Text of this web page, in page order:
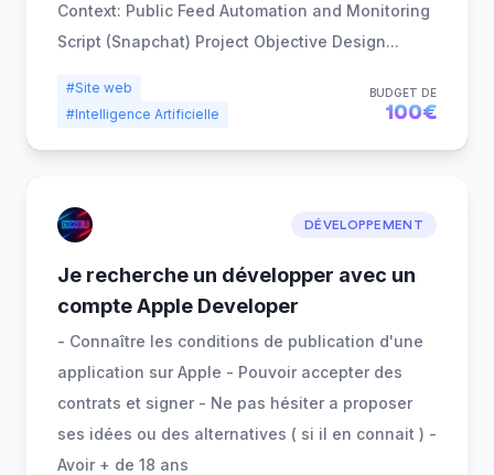
Context: Public Feed Automation and Monitoring
Script (Snapchat) Project Objective Design...
#Site web
#Intelligence Artificielle
BUDGET DE
100€
DÉVELOPPEMENT
Je recherche un développer avec un
compte Apple Developer
- Connaître les conditions de publication d'une
application sur Apple - Pouvoir accepter des
contrats et signer - Ne pas hésiter a proposer
ses idées ou des alternatives ( si il en connait ) -
Avoir + de 18 ans